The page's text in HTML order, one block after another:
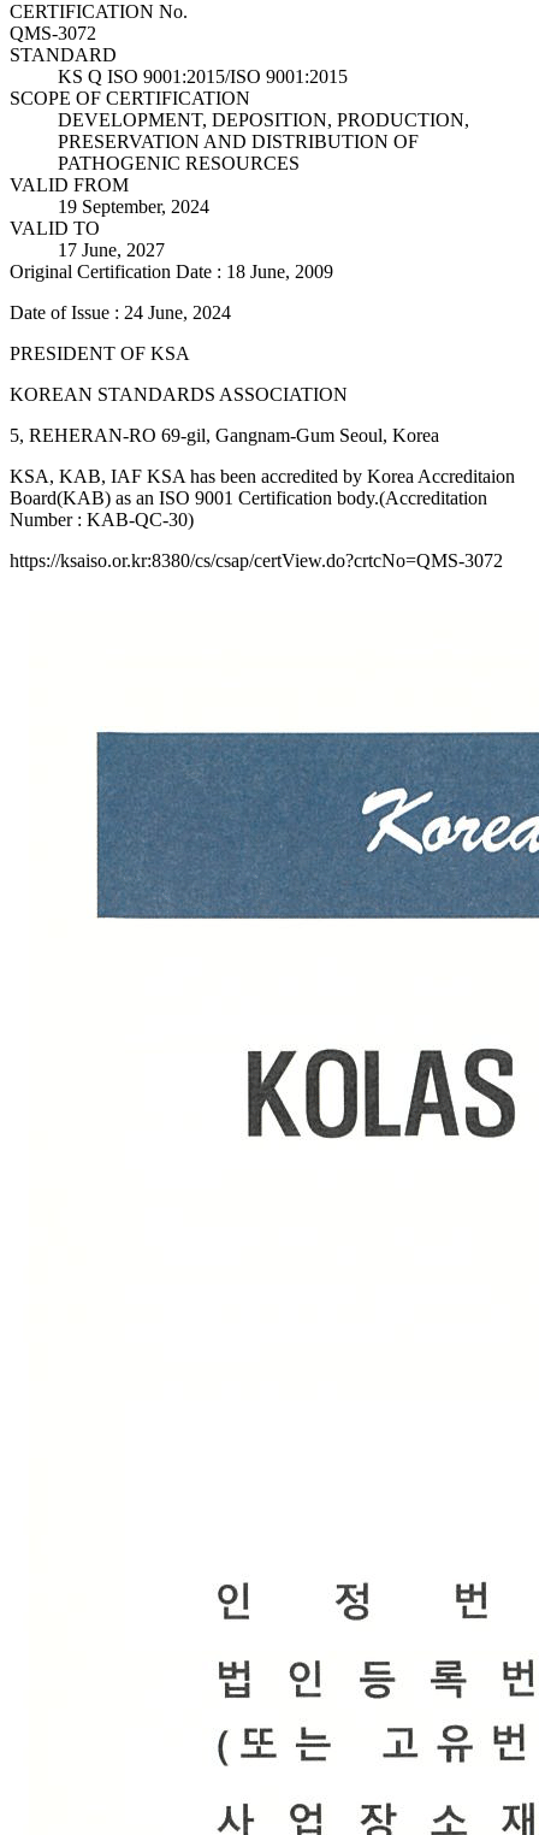
CERTIFICATION No.
QMS-3072
STANDARD
KS Q ISO 9001:2015/ISO 9001:2015
SCOPE OF CERTIFICATION
DEVELOPMENT, DEPOSITION, PRODUCTION,
PRESERVATION AND DISTRIBUTION OF
PATHOGENIC RESOURCES
VALID FROM
19 September, 2024
VALID TO
17 June, 2027
Original Certification Date : 18 June, 2009
Date of Issue : 24 June, 2024
PRESIDENT OF KSA
KOREAN STANDARDS ASSOCIATION
5, REHERAN-RO 69-gil, Gangnam-Gum Seoul, Korea
KSA, KAB, IAF KSA has been accredited by Korea Accreditaion
Board(KAB) as an ISO 9001 Certification body.(Accreditation
Number : KAB-QC-30)
https://ksaiso.or.kr:8380/cs/csap/certView.do?crtcNo=QMS-3072